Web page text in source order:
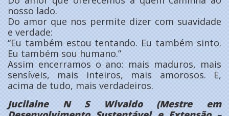
nosso lado.
Do amor que nos permite dizer com suavidade
e verdade:
“Eu também estou tentando. Eu também sinto.
Eu também sou humano.”
Assim encerramos o ano: mais maduros, mais
sensíveis, mais inteiros, mais amorosos. E,
acima de tudo, mais verdadeiros.
Jucilaine N S Wivaldo (Mestre em